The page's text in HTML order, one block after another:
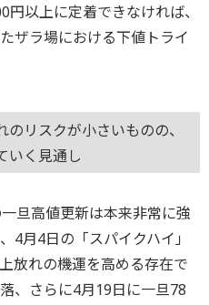
以上に定着できなければ、
ザラ場における下値トライ
リスクが小さいものの、
いく見通し
旦高値更新は本来非常に強
4月4日の「スパイクハイ」
放れの機運を高める存在で
、さらに4月19日に一旦78